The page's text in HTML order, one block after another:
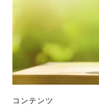
コンテンツ